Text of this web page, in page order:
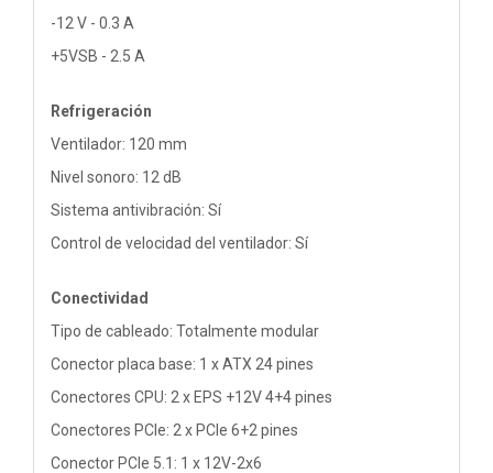
-12 V - 0.3 A
+5VSB - 2.5 A
Refrigeración
Ventilador: 120 mm
Nivel sonoro: 12 dB
Sistema antivibración: Sí
Control de velocidad del ventilador: Sí
Conectividad
Tipo de cableado: Totalmente modular
Conector placa base: 1 x ATX 24 pines
Conectores CPU: 2 x EPS +12V 4+4 pines
Conectores PCIe: 2 x PCIe 6+2 pines
Conector PCIe 5.1: 1 x 12V-2x6